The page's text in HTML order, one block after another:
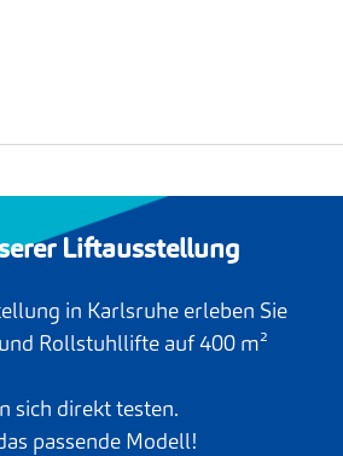
Liftausstellung
in Karlsruhe erleben Sie
Rollstuhllifte auf 400 m²
sich direkt testen.
passende Modell!